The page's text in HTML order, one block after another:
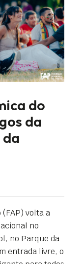
do
da
da
(FAP) volta a
no
no Parque da
entrada livre, o